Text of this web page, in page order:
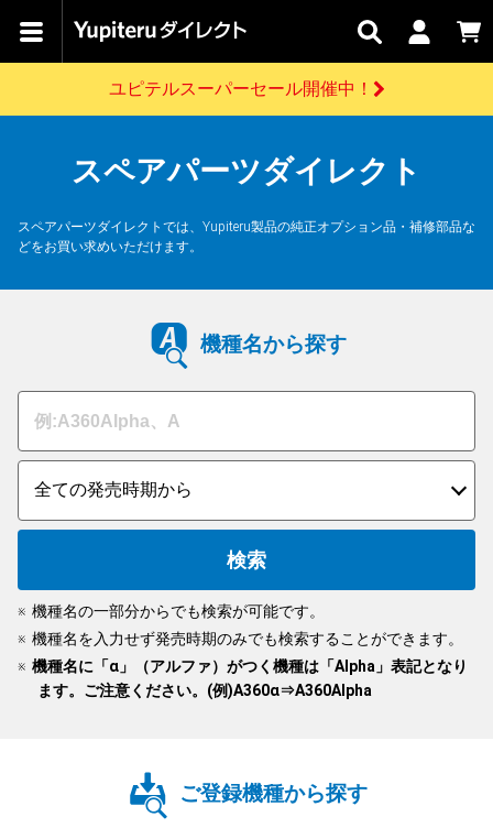
カテゴリで
キャン
ペーン
関連
サービス
お問い
合わせ
はじめての
レーダー探知機
WEB限定モデル
純正オプション
人気カテゴリ
駐車監視機能 標準搭載
駐車監視セット
サポートカー用品
大口注文はこちら
製品登録や最新情報はこちら
開催中のキャンペーン
【8/17(月) 7:59ま
お役立ち情報・トピックス
お買い物ガイド
よくあるご質問
お問い合わせ
各種お問い合わせはこちら
ドライブレコーダーを比較して探す レーダー探知機
ログインする
Yupiteruダイレクトの商品を
会員価格やポイントを利用してご購入頂けます
新規会員登録をする
Yupiteruダイレクトに新規会員登録いただくと、
登録後すぐに使える1000ポイントをプレゼント
ユピテルスーパーセール開催中！
スペアパーツダイレクト
スペアパーツダイレクトでは、Yupiteru製品の純正オプション品・補修部品な
どをお買い求めいただけます。
機種名から探す
機種名の一部分からでも検索が可能です。
機種名を入力せず発売時期のみでも検索することができます。
機種名に「α」（アルファ）がつく機種は「Alpha」表記となり
ます。ご注意ください。(例)A360α⇒A360Alpha
ご登録機種から探す